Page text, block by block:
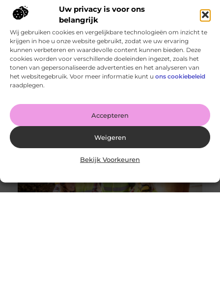
Uw privacy is voor ons
belangrijk
Wij gebruiken cookies en vergelijkbare technologieën om inzicht te
krijgen in hoe u onze website gebruikt, zodat we uw ervaring
kunnen verbeteren en waardevolle content kunnen bieden. Deze
cookies worden voor verschillende doeleinden ingezet, zoals het
tonen van gepersonaliseerde advertenties en het analyseren van
het websitegebruik. Voor meer informatie kunt u ons cookiebeleid
raadplegen.
Accepteren
Weigeren
Bekijk Voorkeuren
De voordelen van het drukken van kalenders voor jouw
bedrijf!
Goed artikel? Deel hem dan op: Share on X (Twitter)